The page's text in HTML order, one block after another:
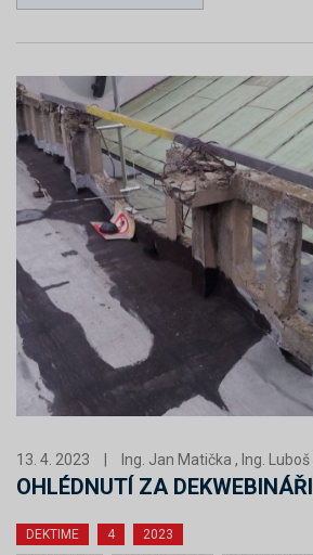
13. 4. 2023 Ing. Jan Matička , Ing. Luboš
OHLÉDNUTÍ ZA
DEKTIME 4
2023